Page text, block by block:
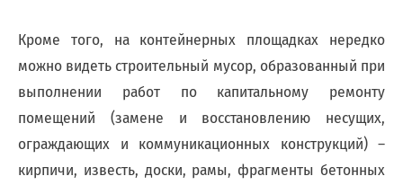
и
актов
сверок;
в
запросах
обязательно
Кроме того, на контейнерных площадках нередко
можно видеть строительный мусор, образованный при
выполнении работ по капитальному ремонту
помещений (замене и восстановлению несущих,
ограждающих и коммуникационных конструкций) –
кирпичи, известь, доски, рамы, фрагменты бетонных